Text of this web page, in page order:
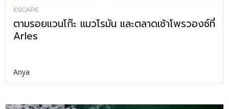
ESCAPE
ตามรอยแวนโก๊ะ แมวโรมัน และตลาดเช้าโพรวองซ์ที่
Arles
Anya